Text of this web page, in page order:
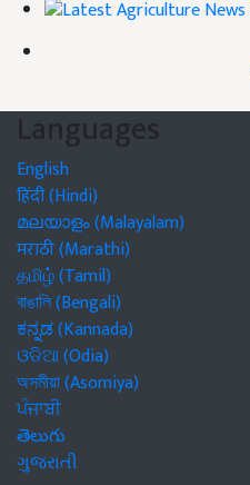
Languages
English
हिंदी (Hindi)
മലയാളം (Malayalam)
मराठी (Marathi)
தமிழ் (Tamil)
বাঙালি (Bengali)
ಕನ್ನಡ (Kannada)
ଓଡିଆ (Odia)
অসমীয়া (Asomiya)
ਪੰਜਾਬੀ
తెలుగు
ગુજરાતી